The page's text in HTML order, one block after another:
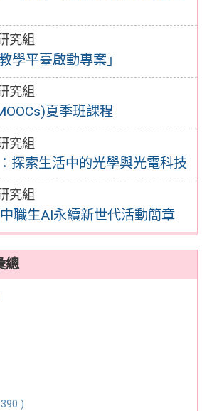
究組
學平臺啟動專案」
究組
夏季班課程
究組
探索生活中的光學與光電科技
究組
職生AI永續新世代活動簡章
總
)